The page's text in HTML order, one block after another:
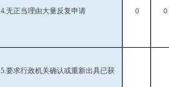
4. 无正当理由大量反复申请 0 0
5. 要求行政机关确认或重新出具已获